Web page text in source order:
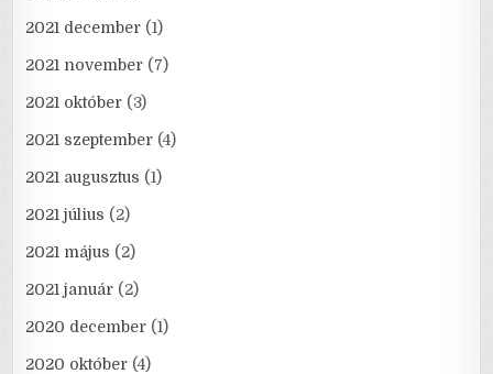
2021 december (1)
2021 november (7)
2021 október (3)
2021 szeptember (4)
2021 augusztus (1)
2021 július (2)
2021 május (2)
2021 január (2)
2020 december (1)
2020 október (4)